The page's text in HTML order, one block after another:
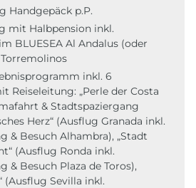
Handgepäck p.P.
mit Halbpension inkl.
BLUESEA Al Andalus (oder
inkl. 6
Reiseleitung: „Perle der Costa
& Stadtspaziergang
Herz“ (Ausflug Granada inkl.
& Besuch Alhambra), „Stadt
(Ausflug Ronda inkl.
& Besuch Plaza de Toros),
(Ausflug Sevilla inkl.